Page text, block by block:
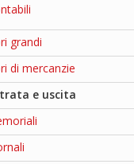
grandi
di mercanzie
e uscita